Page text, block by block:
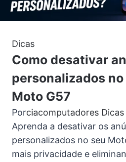
Dicas
Como desativar
personalizados
Moto G57
Porciacomputadores Dicas
Aprenda a desativar os
personalizados no seu
mais privacidade e